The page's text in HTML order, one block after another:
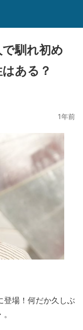
馴れ初め
ある？
1年前
登場！ 何だか久しぶ